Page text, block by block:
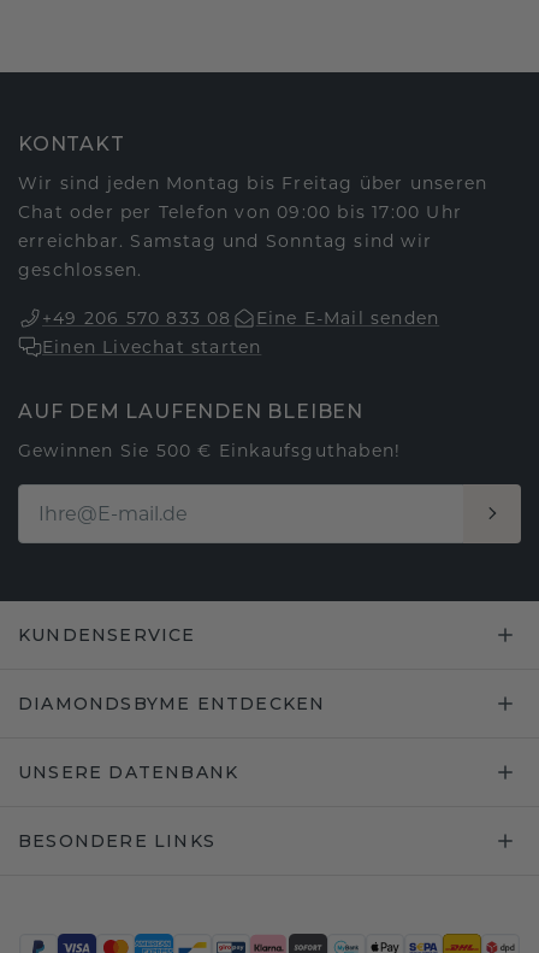
KONTAKT
Wir sind jeden Montag bis Freitag über unseren
Chat oder per Telefon von 09:00 bis 17:00 Uhr
erreichbar. Samstag und Sonntag sind wir
geschlossen.
+49 206 570 833 08
Eine E-Mail senden
Einen Livechat starten
AUF DEM LAUFENDEN BLEIBEN
Gewinnen Sie 500 € Einkaufsguthaben!
KUNDENSERVICE
DIAMONDSBYME ENTDECKEN
UNSERE DATENBANK
BESONDERE LINKS